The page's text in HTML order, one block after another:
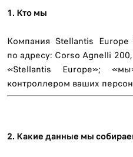
1. Кто мы
Компания Stellantis Europe
по адресу: Corso Agnelli
«Stellantis Europe»;
контроллером ваших
2. Какие данные мы